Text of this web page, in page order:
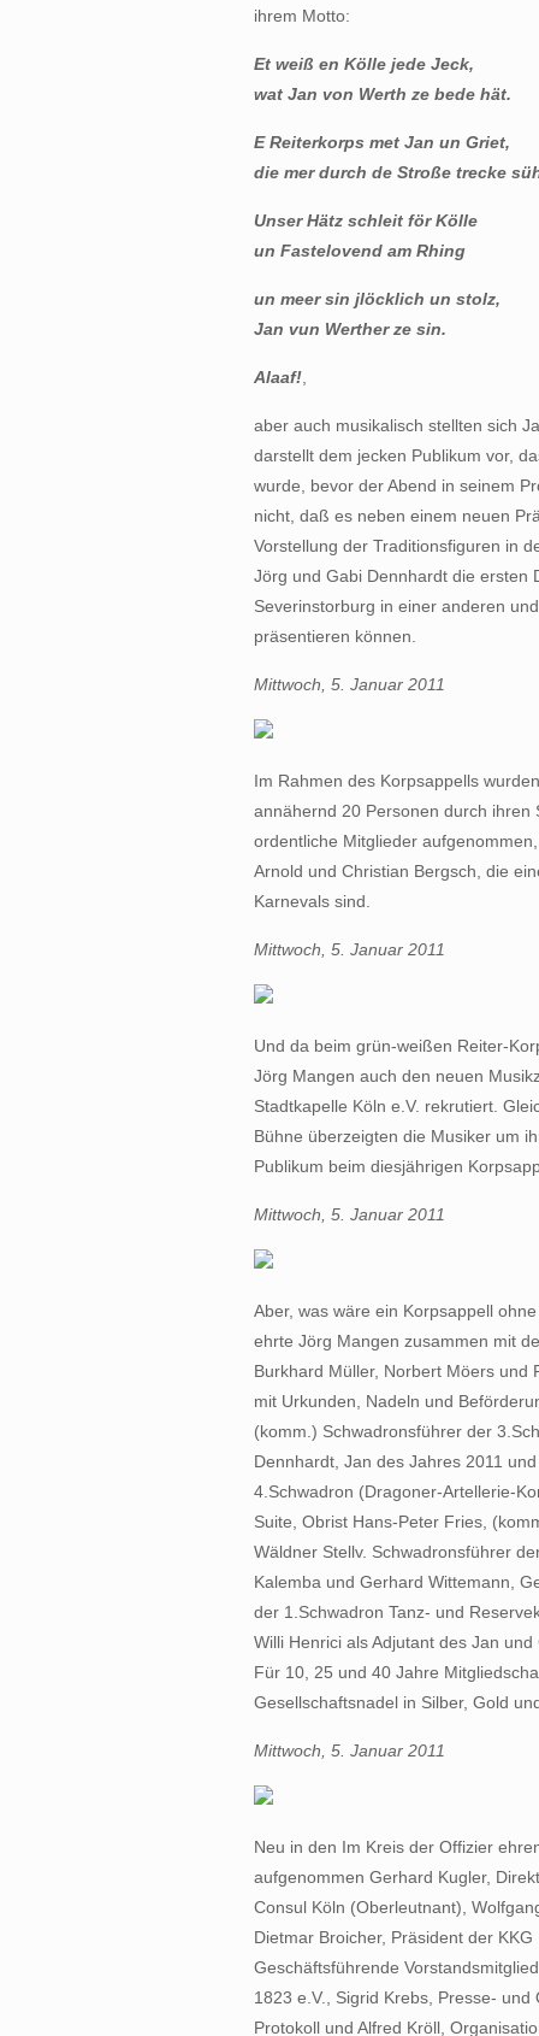
ihrem Motto:
Et weiß en Kölle jede Jeck,
wat Jan von Werth ze bede hät.
E Reiterkorps met Jan un Griet,
die mer durch de Stroße trecke
Unser Hätz schleit för Kölle
un Fastelovend am Rhing
un meer sin jlöcklich un stolz,
Jan vun Werther ze sin.
Alaaf!,
aber auch musikalisch stellten sich
darstellt dem jecken Publikum vor,
wurde, bevor der Abend in seinem
nicht, daß es neben einem neuen
Vorstellung der Traditionsfiguren in
Jörg und Gabi Dennhardt die ersten
Severinstorburg in einer anderen
präsentieren können.
Mittwoch, 5. Januar 2011
Im Rahmen des Korpsappells
annähernd 20 Personen durch ihren
ordentliche Mitglieder
Arnold und Christian Bergsch, die
Karnevals sind.
Mittwoch, 5. Januar 2011
Und da beim grün-weißen Reiter-
Jörg Mangen auch den neuen
Stadtkapelle Köln e.V. rekrutiert.
Bühne überzeigten die Musiker um
Publikum beim diesjährigen
Mittwoch, 5. Januar 2011
Aber, was wäre ein Korpsappell
ehrte Jörg Mangen zusammen mit
Burkhard Müller, Norbert Möers und
mit Urkunden, Nadeln und
(komm.) Schwadronsführer der
Dennhardt, Jan des Jahres 2011
4.Schwadron (Dragoner-Artellerie-
Suite, Obrist Hans-Peter Fries,
Wäldner Stellv. Schwadronsführer
Kalemba und Gerhard Wittemann,
der 1.Schwadron Tanz- und
Willi Henrici als Adjutant des Jan
Für 10, 25 und 40 Jahre
Gesellschaftsnadel in Silber, Gold
Mittwoch, 5. Januar 2011
Neu in den Im Kreis der Offizier
aufgenommen Gerhard Kugler,
Consul Köln (Oberleutnant),
Dietmar Broicher, Präsident der
Geschäftsführende
1823 e.V., Sigrid Krebs, Presse-
Protokoll und Alfred Kröll,